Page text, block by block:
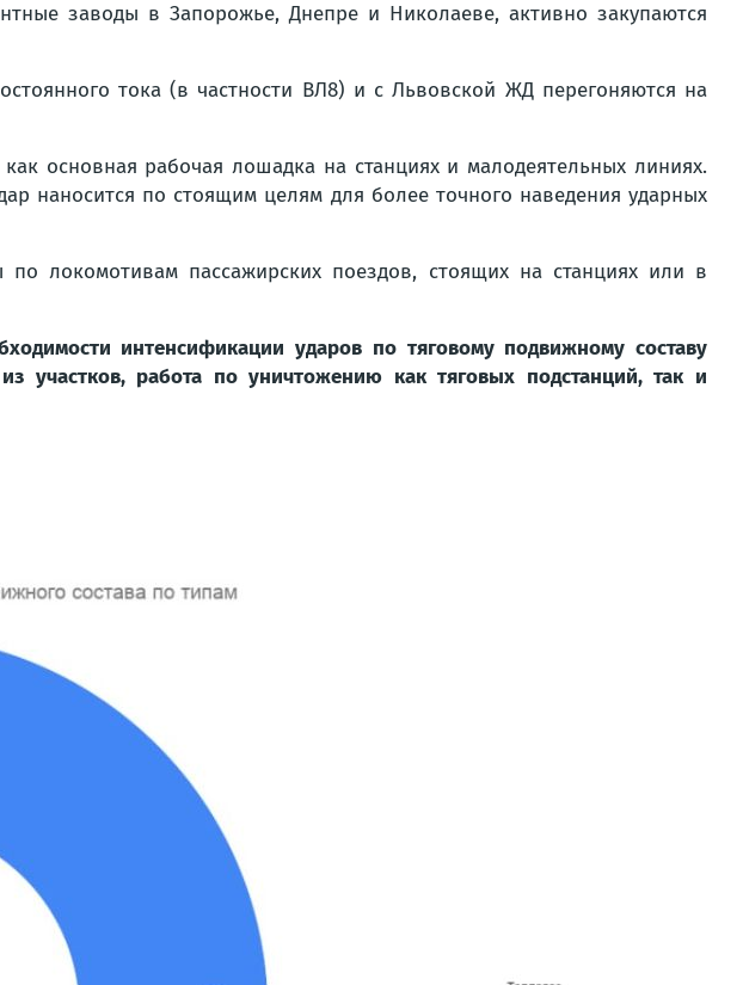
заводы в Запорожье, Днепре и Николаеве, активно закупаются
тока (в частности ВЛ8) и с Львовской ЖД перегоняются на
основная рабочая лошадка на станциях и малодеятельных линиях.
наносится по стоящим целям для более точного наведения ударных
локомотивам пассажирских поездов, стоящих на станциях или в
интенсификации ударов по тяговому подвижному составу
работа по уничтожению как тяговых подстанций, так и